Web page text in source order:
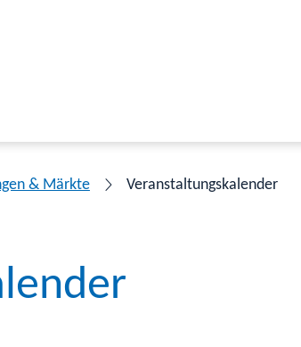
& Märkte Veranstaltungskalender